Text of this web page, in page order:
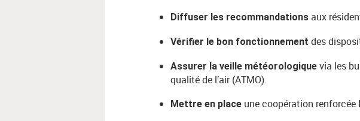
Diffuser les recommandations aux
Vérifier le bon fonctionnement des
Assurer la veille météorologique via les
qualité de l’air (ATMO).
Mettre en place une coopération renforcée